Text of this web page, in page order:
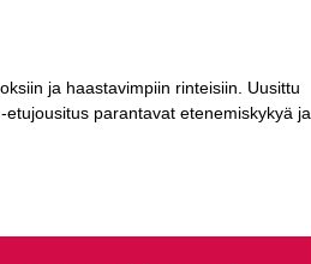
ja haastavimpiin rinteisiin. Uusittu
etujousitus parantavat etenemiskykyä ja